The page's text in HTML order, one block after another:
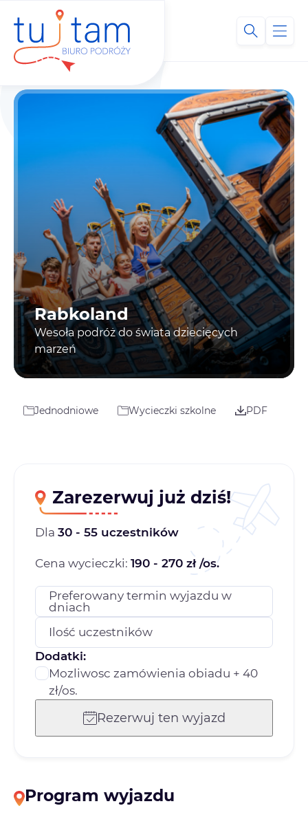
Rabkoland
Wesoła podróż do świata dziecięcych
marzeń
Jednodniowe Wycieczki szkolne PDF
Zarezerwuj już dziś!
Dla 30 - 55 uczestników
Cena wycieczki: 190 - 270 zł /os.
Preferowany termin wyjazdu w
dniach
Ilość uczestników
Dodatki:
Mozliwosc zamówienia obiadu + 40
zł/os.
Rezerwuj ten wyjazd
Program wyjazdu